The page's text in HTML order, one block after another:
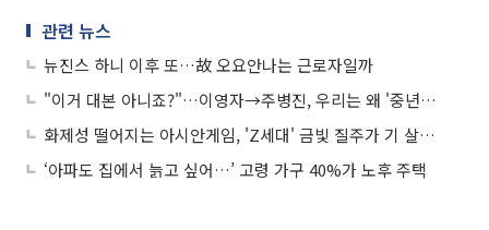
관련 뉴스
뉴진스 하니 이후 또…故 오요안나는 근로자일까
"이거 대본 아니죠?"…이영자→주병진, 우리는 왜 '중년의 사랑'에 열광할까
화제성 떨어지는 아시안게임, 'Z세대' 금빛 질주가 기 살렸다
‘아파도 집에서 늙고 싶어…’ 고령 가구 40%가 노후 주택